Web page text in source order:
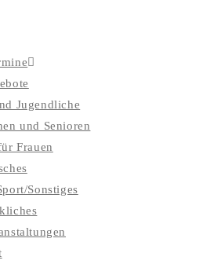
Jugendliche
und Senioren
Frauen
Sonstiges